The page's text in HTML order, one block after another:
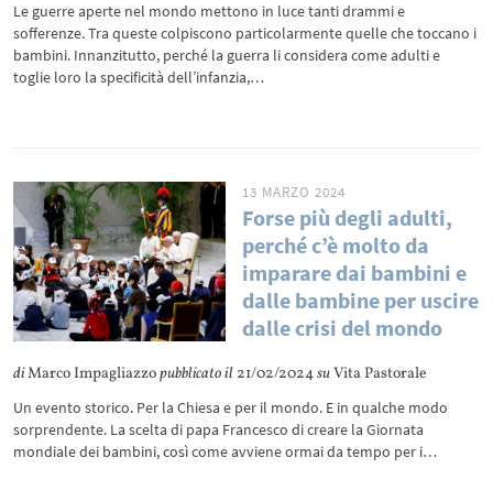
Le guerre aperte nel mondo mettono in luce tanti drammi e
sofferenze. Tra queste colpiscono particolarmente quelle che toccano i
bambini. Innanzitutto, perché la guerra li considera come adulti e
toglie loro la specificità dell’infanzia,…
13 MARZO 2024
Forse più degli adulti,
perché c’è molto da
imparare dai bambini e
dalle bambine per uscire
dalle crisi del mondo
diMarco Impagliazzopubblicato il 21/02/2024suVita Pastorale
Un evento storico. Per la Chiesa e per il mondo. E in qualche modo
sorprendente. La scelta di papa Francesco di creare la Giornata
mondiale dei bambini, così come avviene ormai da tempo per i…